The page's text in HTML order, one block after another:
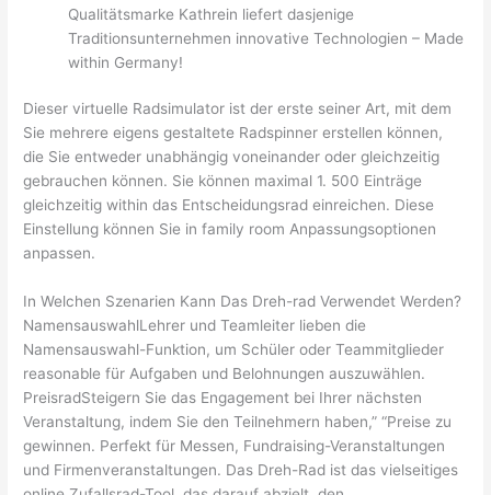
Qualitätsmarke Kathrein liefert dasjenige
Traditionsunternehmen innovative Technologien – Made
within Germany!
Dieser virtuelle Radsimulator ist der erste seiner Art, mit dem
Sie mehrere eigens gestaltete Radspinner erstellen können,
die Sie entweder unabhängig voneinander oder gleichzeitig
gebrauchen können. Sie können maximal 1. 500 Einträge
gleichzeitig within das Entscheidungsrad einreichen. Diese
Einstellung können Sie in family room Anpassungsoptionen
anpassen.
In Welchen Szenarien Kann Das Dreh-rad Verwendet Werden?
NamensauswahlLehrer und Teamleiter lieben die
Namensauswahl-Funktion, um Schüler oder Teammitglieder
reasonable für Aufgaben und Belohnungen auszuwählen.
PreisradSteigern Sie das Engagement bei Ihrer nächsten
Veranstaltung, indem Sie den Teilnehmern haben,” “Preise zu
gewinnen. Perfekt für Messen, Fundraising-Veranstaltungen
und Firmenveranstaltungen. Das Dreh-Rad ist das vielseitiges